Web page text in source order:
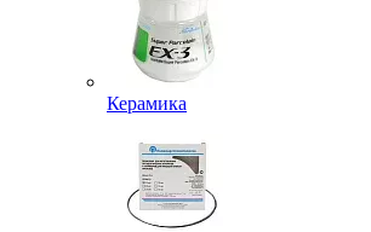
Керамика